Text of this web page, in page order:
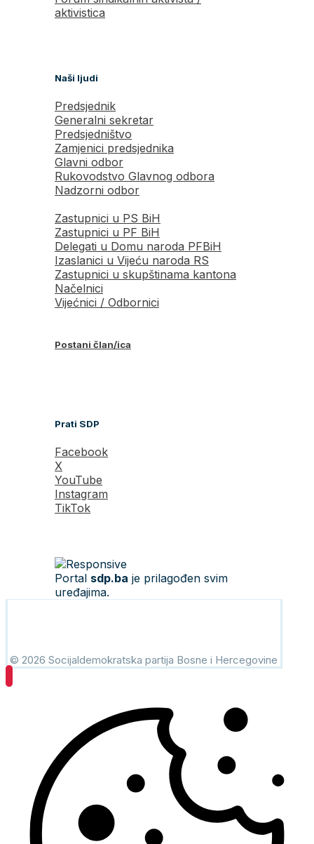
aktivistica
Naši ljudi
Predsjednik
Generalni sekretar
Predsjedništvo
Zamjenici predsjednika
Glavni odbor
Rukovodstvo Glavnog odbora
Nadzorni odbor
Zastupnici u PS BiH
Zastupnici u PF BiH
Delegati u Domu naroda PFBiH
Izaslanici u Vijeću naroda RS
Zastupnici u skupštinama kantona
Načelnici
Vijećnici / Odbornici
Postani član/ica
Prati SDP
Facebook
X
YouTube
Instagram
TikTok
Portal sdp.ba je prilagođen svim
uređajima.
© 2026 Socijaldemokratska partija Bosne i Hercegovine